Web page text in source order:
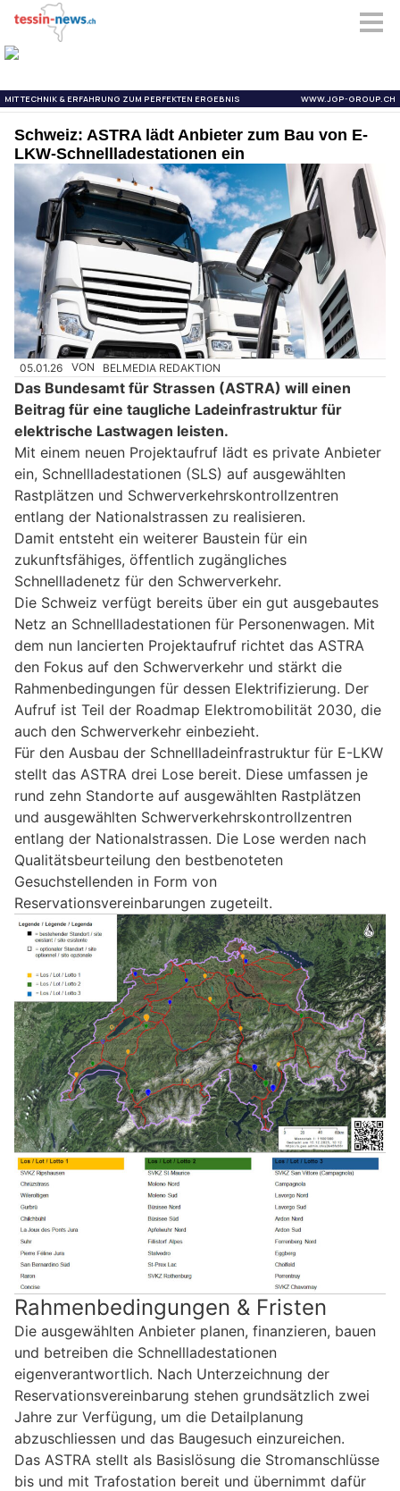
Schweiz: ASTRA lädt Anbieter zum Bau von E-
LKW-Schnellladestationen ein
05.01.26 VON BELMEDIA REDAKTION
Das Bundesamt für Strassen (ASTRA) will einen
Beitrag für eine taugliche Ladeinfrastruktur für
elektrische Lastwagen leisten.
Mit einem neuen Projektaufruf lädt es private Anbieter
ein, Schnellladestationen (SLS) auf ausgewählten
Rastplätzen und Schwerverkehrskontrollzentren
entlang der Nationalstrassen zu realisieren.
Damit entsteht ein weiterer Baustein für ein
zukunftsfähiges, öffentlich zugängliches
Schnellladenetz für den Schwerverkehr.
Die Schweiz verfügt bereits über ein gut ausgebautes
Netz an Schnellladestationen für Personenwagen. Mit
dem nun lancierten Projektaufruf richtet das ASTRA
den Fokus auf den Schwerverkehr und stärkt die
Rahmenbedingungen für dessen Elektrifizierung. Der
Aufruf ist Teil der Roadmap Elektromobilität 2030, die
auch den Schwerverkehr einbezieht.
Für den Ausbau der Schnellladeinfrastruktur für E-LKW
stellt das ASTRA drei Lose bereit. Diese umfassen je
rund zehn Standorte auf ausgewählten Rastplätzen
und ausgewählten Schwerverkehrskontrollzentren
entlang der Nationalstrassen. Die Lose werden nach
Qualitätsbeurteilung den bestbenoteten
Gesuchstellenden in Form von
Reservationsvereinbarungen zugeteilt.
Rahmenbedingungen & Fristen
Die ausgewählten Anbieter planen, finanzieren, bauen
und betreiben die Schnellladestationen
eigenverantwortlich. Nach Unterzeichnung der
Reservationsvereinbarung stehen grundsätzlich zwei
Jahre zur Verfügung, um die Detailplanung
abzuschliessen und das Baugesuch einzureichen.
Das ASTRA stellt als Basislösung die Stromanschlüsse
bis und mit Trafostation bereit und übernimmt dafür